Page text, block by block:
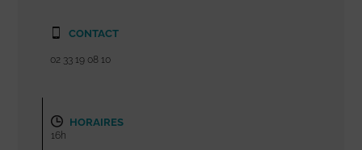
CONTACT
02 33 19 08 10
HORAIRES
16h